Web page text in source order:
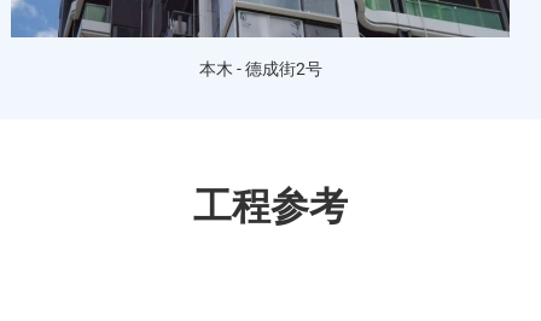
本木 - 德成街2号
工程参考